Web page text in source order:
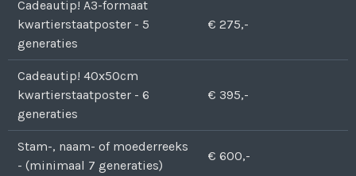
Cadeautip! A3-formaat
kwartierstaatposter - 5
generaties
€ 275,-
Cadeautip! 40x50cm
kwartierstaatposter - 6
generaties
€ 395,-
Stam-, naam- of moederreeks
- (minimaal 7 generaties)
€ 600,-